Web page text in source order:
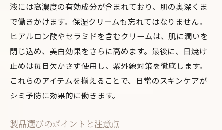
液には高濃度の有効成分が含まれており、肌の奥深くま
で働きかけます。保湿クリームも忘れてはなりません。
ヒアルロン酸やセラミドを含むクリームは、肌に潤いを
閉じ込め、美白効果をさらに高めます。最後に、日焼け
止めは毎日欠かさず使用し、紫外線対策を徹底します。
これらのアイテムを揃えることで、日常のスキンケアが
シミ予防に効果的に働きます。
製品選びのポイントと注意点